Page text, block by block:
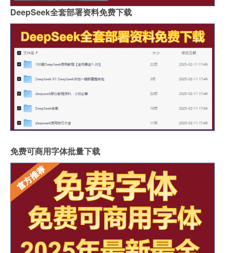
DeepSeek全套部署资料免费下载
免费可商用字体批量下载